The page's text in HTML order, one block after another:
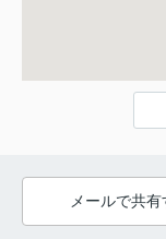
メールで共有